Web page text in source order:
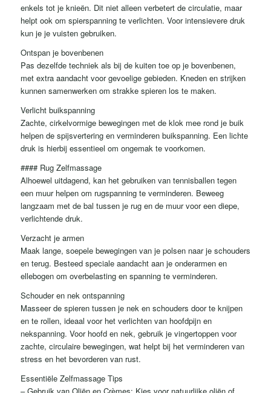
enkels tot je knieën. Dit niet alleen verbetert de circulatie, maar
helpt ook om spierspanning te verlichten. Voor intensievere druk
kun je je vuisten gebruiken.
Ontspan je bovenbenen
Pas dezelfde techniek als bij de kuiten toe op je bovenbenen,
met extra aandacht voor gevoelige gebieden. Kneden en strijken
kunnen samenwerken om strakke spieren los te maken.
Verlicht buikspanning
Zachte, cirkelvormige bewegingen met de klok mee rond je buik
helpen de spijsvertering en verminderen buikspanning. Een lichte
druk is hierbij essentieel om ongemak te voorkomen.
#### Rug Zelfmassage
Alhoewel uitdagend, kan het gebruiken van tennisballen tegen
een muur helpen om rugspanning te verminderen. Beweeg
langzaam met de bal tussen je rug en de muur voor een diepe,
verlichtende druk.
Verzacht je armen
Maak lange, soepele bewegingen van je polsen naar je schouders
en terug. Besteed speciale aandacht aan je onderarmen en
ellebogen om overbelasting en spanning te verminderen.
Schouder en nek ontspanning
Masseer de spieren tussen je nek en schouders door te knijpen
en te rollen, ideaal voor het verlichten van hoofdpijn en
nekspanning. Voor hoofd en nek, gebruik je vingertoppen voor
zachte, circulaire bewegingen, wat helpt bij het verminderen van
stress en het bevorderen van rust.
Essentiële Zelfmassage Tips